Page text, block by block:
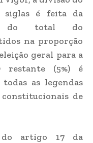
siglas é feita da
do total do
na proporção
geral para a
restante (5%) é
as legendas
de
do artigo 17 da